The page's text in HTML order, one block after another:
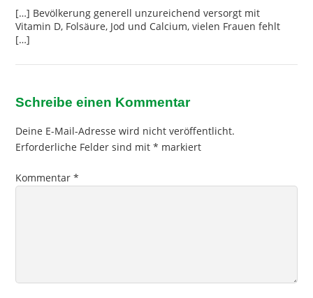
[…] Bevölkerung generell unzureichend versorgt mit
Vitamin D, Folsäure, Jod und Calcium, vielen Frauen fehlt
[…]
Schreibe einen Kommentar
Deine E-Mail-Adresse wird nicht veröffentlicht.
Erforderliche Felder sind mit* markiert
Kommentar*